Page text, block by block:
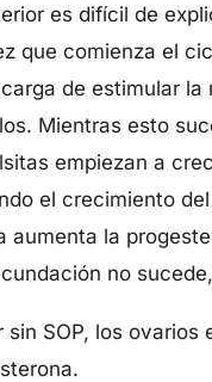
es difícil de
que comienza el
de estimular
Mientras esto
empiezan a
el crecimiento
aumenta la
no
SOP, los